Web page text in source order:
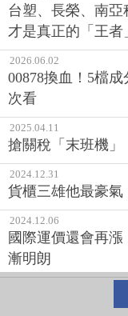
台塑、長榮、南
才是真正的「王者
2026.06.02
00878換血！5檔
次看
2025.04.11
搶關稅「末班機」
2024.12.31
貨櫃三雄他最豪氣
2024.12.06
國際運價還會再
漸明朗